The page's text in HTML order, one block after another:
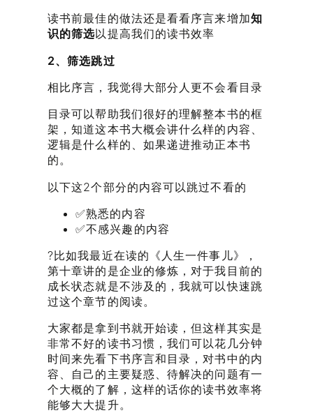
读书前最佳的做法还是看看序言来增加知
识的筛选以提高我们的读书效率
2、筛选跳过
相比序言，我觉得大部分人更不会看目录
目录可以帮助我们很好的理解整本书的框
架，知道这本书大概会讲什么样的内容、
逻辑是什么样的、如果递进推动正本书
的。
以下这2个部分的内容可以跳过不看的
✅熟悉的内容
✅不感兴趣的内容
?比如我最近在读的《人生一件事儿》，
第十章讲的是企业的修炼，对于我目前的
成长状态就是不涉及的，我就可以快速跳
过这个章节的阅读。
大家都是拿到书就开始读，但这样其实是
非常不好的读书习惯，我们可以花几分钟
时间来先看下书序言和目录，对书中的内
容、自己的主要疑惑、待解决的问题有一
个大概的了解，这样的话你的读书效率将
能够大大提升。